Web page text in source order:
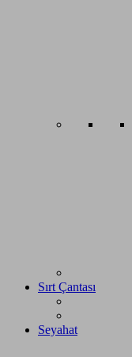
Sırt Çantası
Seyahat